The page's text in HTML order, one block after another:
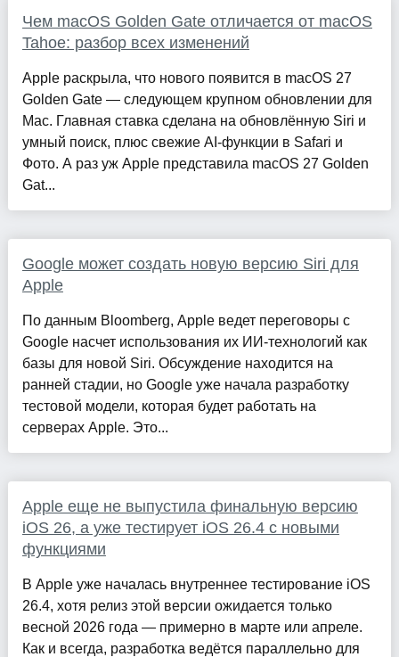
Чем macOS Golden Gate отличается от macOS
Tahoe: разбор всех изменений
Apple раскрыла, что нового появится в macOS 27
Golden Gate — следующем крупном обновлении для
Mac. Главная ставка сделана на обновлённую Siri и
умный поиск, плюс свежие AI-функции в Safari и
Фото. А раз уж Apple представила macOS 27 Golden
Gat...
Google может создать новую версию Siri для
Apple
По данным Bloomberg, Apple ведет переговоры с
Google насчет использования их ИИ-технологий как
базы для новой Siri. Обсуждение находится на
ранней стадии, но Google уже начала разработку
тестовой модели, которая будет работать на
серверах Apple. Это...
Apple еще не выпустила финальную версию
iOS 26, а уже тестирует iOS 26.4 с новыми
функциями
В Apple уже началась внутреннее тестирование iOS
26.4, хотя релиз этой версии ожидается только
весной 2026 года — примерно в марте или апреле.
Как и всегда, разработка ведётся параллельно для